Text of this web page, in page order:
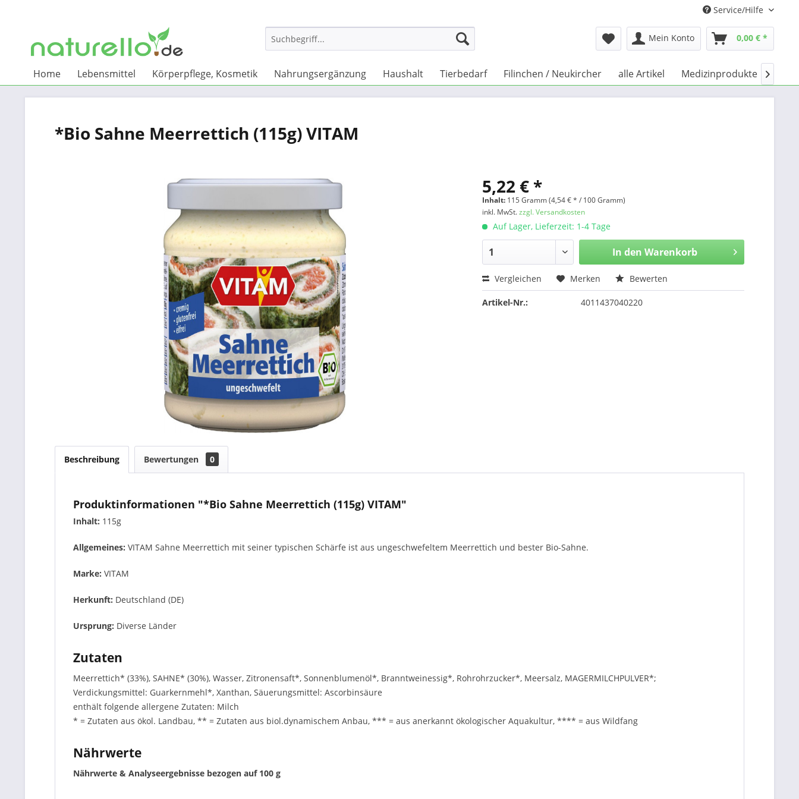
Service/Hilfe
Mein Konto 0,00 € *
Home Lebensmittel Körperpflege, Kosmetik Nahrungsergänzung Haushalt Tierbedarf Filinchen / Neukircher alle Artikel Medizinprodukte 
*Bio Sahne Meerrettich (115g) VITAM
5,22 € *
Inhalt: 115 Gramm (4,54 € * / 100 Gramm)
inkl. MwSt.zzgl. Versandkosten
Auf Lager, Lieferzeit: 1-4 Tage
In den Warenkorb
Vergleichen Merken Bewerten
Artikel-Nr.: 4011437040220
Beschreibung Bewertungen 0
Produktinformationen "*Bio Sahne Meerrettich (115g) VITAM"
Inhalt: 115g
Allgemeines: VITAM Sahne Meerrettich mit seiner typischen Schärfe ist aus ungeschwefeltem Meerrettich und bester Bio-Sahne.
Marke: VITAM
Herkunft: Deutschland (DE)
Ursprung: Diverse Länder
Zutaten
Meerrettich* (33%), SAHNE* (30%), Wasser, Zitronensaft*, Sonnenblumenöl*, Branntweinessig*, Rohrohrzucker*, Meersalz, MAGERMILCHPULVER*;
Verdickungsmittel: Guarkernmehl*, Xanthan, Säuerungsmittel: Ascorbinsäure
enthält folgende allergene Zutaten: Milch
* = Zutaten aus ökol. Landbau, ** = Zutaten aus biol.dynamischem Anbau, *** = aus anerkannt ökologischer Aquakultur, **** = aus Wildfang
Nährwerte
Nährwerte & Analyseergebnisse bezogen auf 100 g